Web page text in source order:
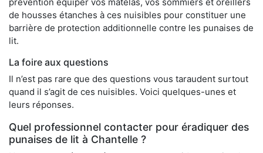
de housses étanches à ces nuisibles pour constituer une
barrière de protection additionnelle contre les punaises de
lit.
La foire aux questions
Il n’est pas rare que des questions vous taraudent surtout
quand il s’agit de ces nuisibles. Voici quelques-unes et
leurs réponses.
Quel professionnel contacter pour éradiquer des
punaises de lit à Chantelle ?